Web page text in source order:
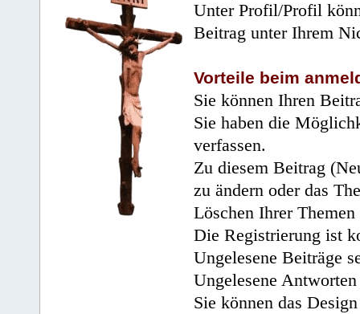
Unter Profil/Profil
Beitrag unter Ihrem
Vorteile beim
Sie können Ihren
Sie haben die
verfassen.
Zu diesem Beitrag
zu ändern oder das
Löschen Ihrer
Die Registrierung ist
Ungelesene Beiträge
Ungelesene
Sie können das